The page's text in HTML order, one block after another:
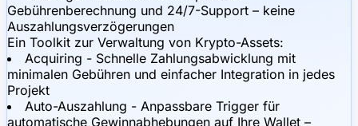
Gebührenberechnung und 24/7-Support – keine
Auszahlungsverzögerungen
Ein Toolkit zur Verwaltung von Krypto-Assets:
Acquiring - Schnelle Zahlungsabwicklung mit
minimalen Gebühren und einfacher Integration in jedes
Projekt
Auto-Auszahlung - Anpassbare Trigger für
automatische Gewinnabhebungen auf Ihre Wallet –